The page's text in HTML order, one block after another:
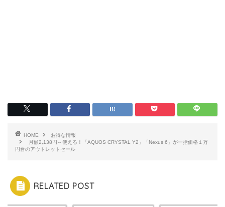
HOME
お得な情報
月額2,138円～使える！「AQUOS CRYSTAL Y2」「Nexus 6」が一括価格１万
円台のアウトレットセール
RELATED POST